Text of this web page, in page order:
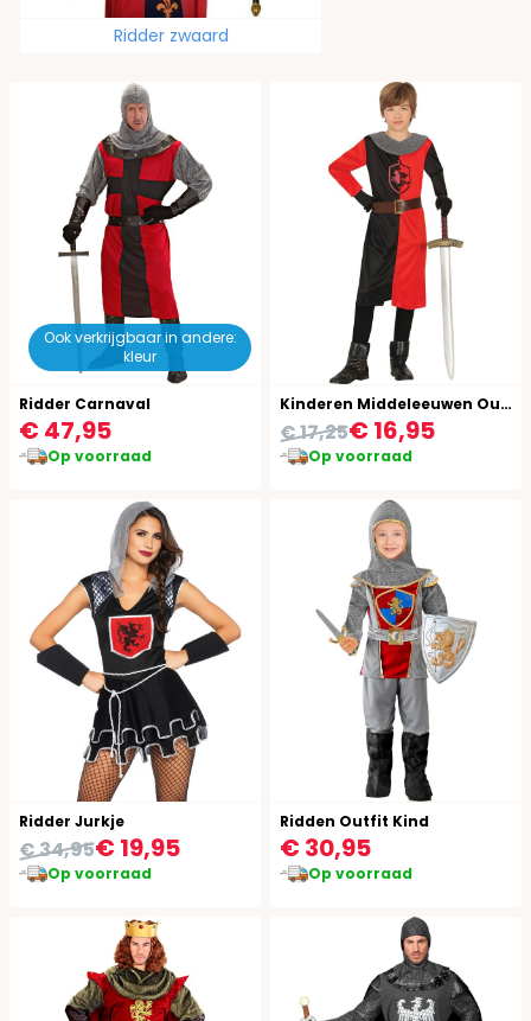
Ridder zwaard
Ook verkrijgbaar in andere:
kleur
Ridder Carnaval
€ 47,95
Op voorraad
Kinderen Middeleeuwen Outfit Ridder
€ 16,95
€ 17,25
Op voorraad
Ridder Jurkje
€ 19,95
€ 34,95
Op voorraad
Ridden Outfit Kind
€ 30,95
Op voorraad